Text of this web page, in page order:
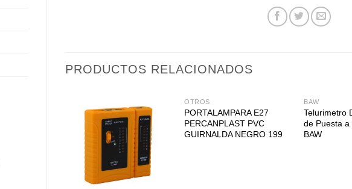
PRODUCTOS RELACIONADOS
OTROS
PORTALAMPARA E27
PERCANPLAST PVC
GUIRNALDA NEGRO 199
BAW
Telurimetro
de Puesta a
BAW